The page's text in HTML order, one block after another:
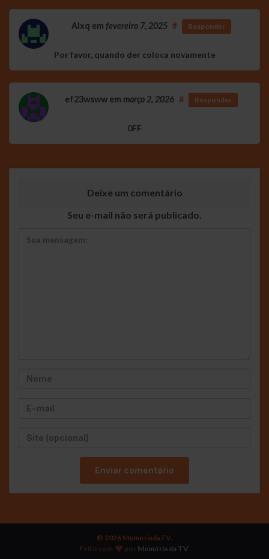
Alxq em fevereiro 7, 2025 # Responder
Por favor, quando der coloca novamente
ef23wswwem março 2, 2026 # Responder
0FF
Deixe um comentário
Seu e-mail não será publicado.
© 2026 MemóriadaTV.
Feito com
por Memória da TV.